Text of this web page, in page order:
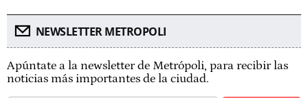
NEWSLETTER METROPOLI
Apúntate a la newsletter de Metrópoli, para recibir las
noticias más importantes de la ciudad.